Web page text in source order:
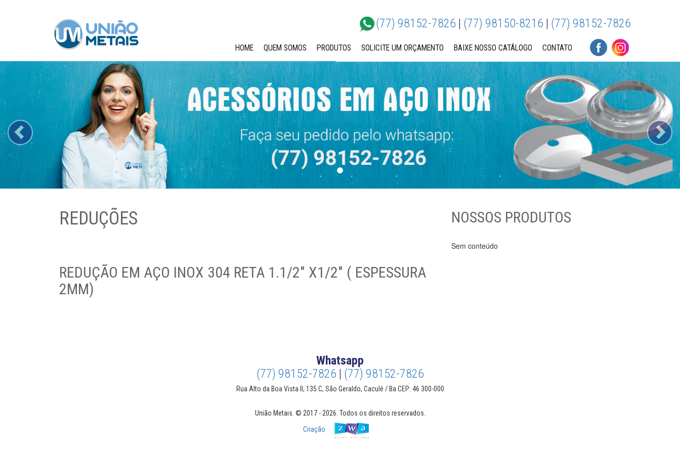
(77) 98152-7826 | (77) 98150-8216 | (77) 98152-7826
HOME QUEM SOMOS PRODUTOS SOLICITE UM ORÇAMENTO BAIXE NOSSO CATÁLOGO CONTATO
Previous
REDUÇÕES
REDUÇÃO EM AÇO INOX 304 RETA 1.1/2″ X1/2″ ( ESPESSURA
2MM)
NOSSOS PRODUTOS
Sem conteúdo
Whatsapp
(77) 98152-7826 | (77) 98152-7826
Rua Alto da Boa Vista II, 135 C, São Geraldo, Caculé / Ba CEP: 46 300-000
União Metais. © 2017 - 2026. Todos os direitos reservados.
Criação